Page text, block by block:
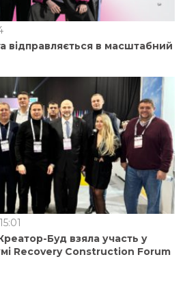
відправляється в масштабний
Буд взяла участь у
Recovery Construction Forum